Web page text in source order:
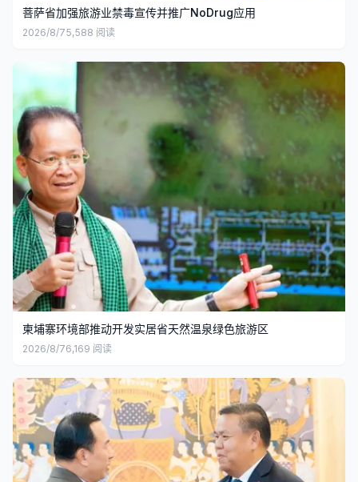
菩萨省加强旅游业禁毒宣传并推广NoDrug应用
2026/8/75,588 阅读
柬埔寨环境部推动开发实居省天然温泉绿色旅游区
2026/8/76,169 阅读